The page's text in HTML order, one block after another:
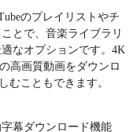
のプレイリストやチ
とで、音楽ライブラリ
なオプションです。4K
高画質動画をダウンロ
むこともできます。
幕ダウンロード機能